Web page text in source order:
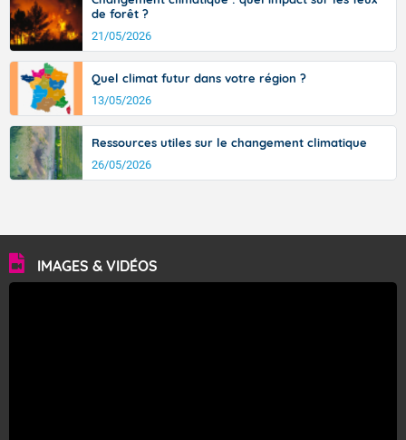
de forêt ?
21/05/2026
Quel climat futur dans votre région ?
13/05/2026
Ressources utiles sur le changement climatique
26/05/2026
IMAGES & VIDÉOS